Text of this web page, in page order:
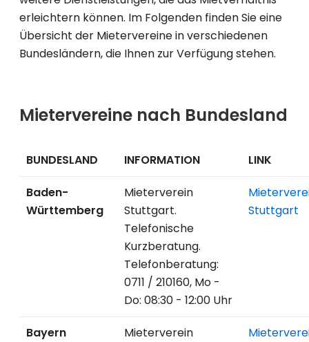
erleichtern können. Im Folgenden finden Sie eine
Übersicht der Mietervereine in verschiedenen
Bundesländern, die Ihnen zur Verfügung stehen.
Mietervereine nach Bundesland
BUNDESLAND INFORMATION LINK
Baden-
Württemberg
Mieterverein
Stuttgart.
Telefonische
Kurzberatung.
Telefonberatung:
0711 / 210160, Mo -
Do: 08:30 - 12:00 Uhr
Stuttgart
Bayern
Mieterverein